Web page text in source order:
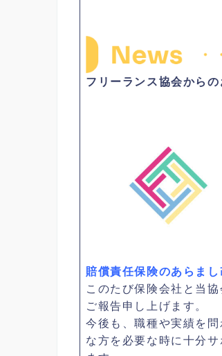
フリーランス協会からの
賠償責任保険のあらま
このたび保険会社と当
ご報告申し上げます。
今後も、職種や実績を
な方を必要な時に十分